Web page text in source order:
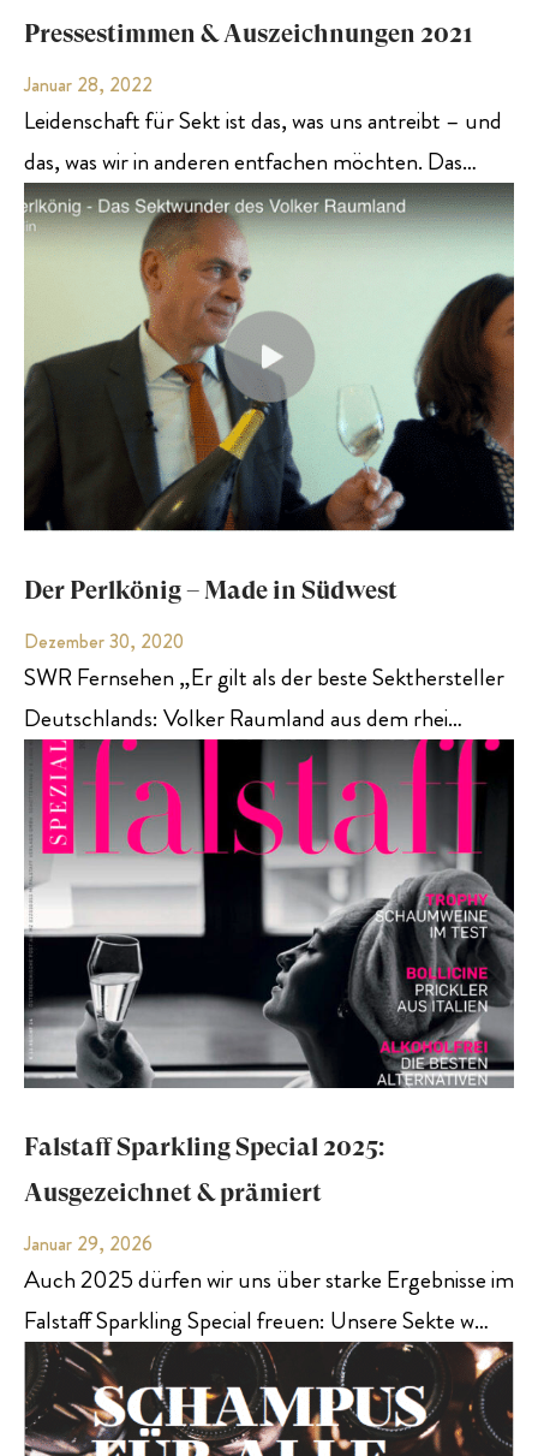
Pressestimmen & Auszeichnungen 2021
Januar 28, 2022
Leidenschaft für Sekt ist das, was uns antreibt – und
das, was wir in anderen entfachen möchten. Das…
Der Perlkönig – Made in Südwest
Dezember 30, 2020
SWR Fernsehen „Er gilt als der beste Sekthersteller
Deutschlands: Volker Raumland aus dem rhei…
Falstaff Sparkling Special 2025:
Ausgezeichnet & prämiert
Januar 29, 2026
Auch 2025 dürfen wir uns über starke Ergebnisse im
Falstaff Sparkling Special freuen: Unsere Sekte w…